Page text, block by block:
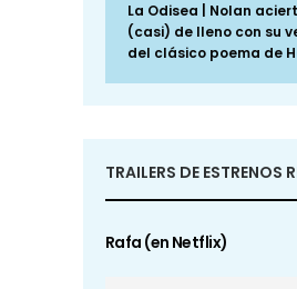
La Odisea | Nolan
(casi) de lleno con su
del clásico poema de
TRAILERS DE ESTRENOS
Rafa (en Netflix)